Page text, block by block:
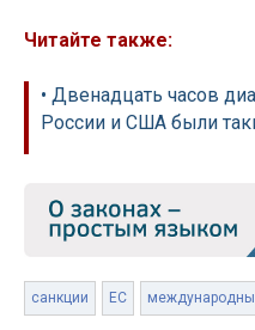
Читайте также:
• Двенадцать часов
России и США были
санкции ЕС